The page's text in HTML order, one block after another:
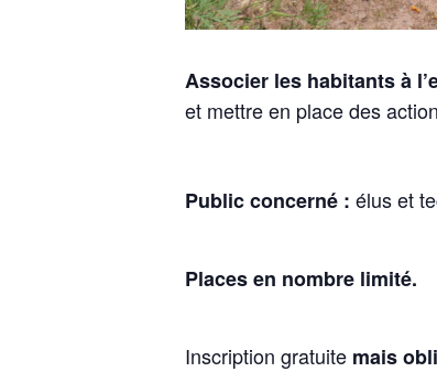
Associer les habitants à
et mettre en place des
Public concerné : élus et
Places en nombre limité.
Inscription gratuite mais